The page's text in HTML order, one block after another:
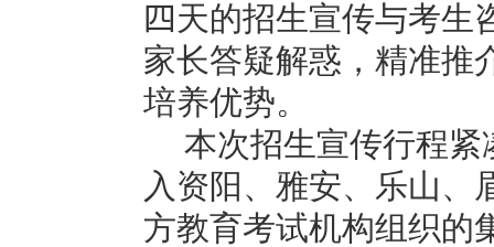
四 天的招生宣传与考生
家长答疑解惑，精准推
培养优势。
本次招生宣传行程
入资阳、雅安、乐山、
方教育考试机构组织的